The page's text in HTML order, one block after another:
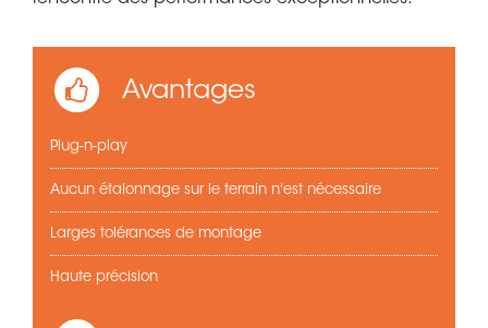
Avantages
Plug-n-play
Aucun étalonnage sur le terrain n'est nécessaire
Larges tolérances de montage
Haute précision